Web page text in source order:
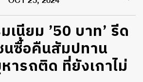
OCT 25, 2024
เนียม ’50 บาท’ รีด
นซื้อคืนสัมปทาน
รถติด ที่ยังเกาไม่